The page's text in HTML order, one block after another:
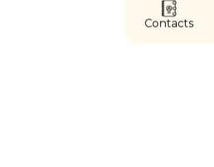
Contacts